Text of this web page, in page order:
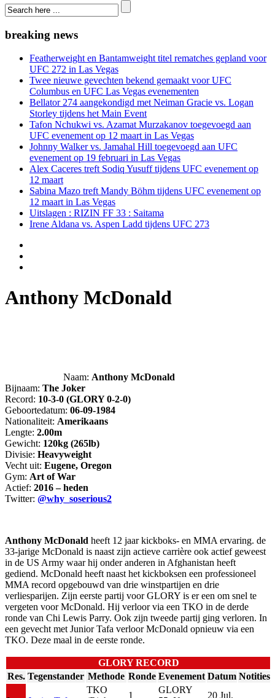
breaking news
Featherweight en Bantamweight titel rematches gepland voor
UFC 272 in Las Vegas
Twee nieuwe gevechten bekend gemaakt voor UFC
Columbus en UFC Las Vegas evenementen
Bellator 274 aangekondigd met Neiman Gracie vs. Logan
Storley tijdens het Main Event
Tafon Nchukwi vs. Azamat Murzakanov toegevoegd aan
UFC evenement op 12 maart in Las Vegas
Johnny Walker vs. Jamahal Hill toegevoegd aan UFC
evenement op 19 februari in Las Vegas
Alex Caceres treft Sodiq Yusuff tijdens UFC evenement op
12 maart
Sabina Mazo treft Mandy Böhm tijdens UFC evenement op
12 maart in Las Vegas
Uitslagen : RIZIN FF 33 : Saitama
Irene Aldana vs. Aspen Ladd tijdens UFC 273
Anthony McDonald
Naam: Anthony McDonald
Bijnaam: The Joker
Record: 10-3-0 (GLORY 0-2-0)
Geboortedatum: 06-09-1984
Nationaliteit: Amerikaans
Lengte: 2.00m
Gewicht: 120kg (265lb)
Divisie: Heavyweight
Vecht uit: Eugene, Oregon
Gym: Art of War
Actief: 2016 – heden
Twitter: @why_soserious2
Anthony McDonald heeft 12 jaar kickboks- en MMA ervaring. de
33-jarige McDonald is naast zijn actieve carrière ook actief geweest
in de US Army waar hij onder anderen in Afghanistan heeft
gediend. McDonald heeft naast het kickboksen een professioneel
MMA record opgebouwd van drie winstpartijen en drie
verliesparijen. Zijn eerste partij voor GLORY is er een om snel te
vergeten voor McDonald. Hij verloor via een TKO in de derde
ronde van Chi Lewis Parry. Ook zijn tweede partij ging verloren. In
een gevecht met Junior Tafa verloor McDonald opnieuw via een
TKO. Deze maal in de eerste ronde.
GLORY RECORD
Res. Tegenstander Methode Ronde Evenement Datum Notities
TKO
1
GLORY
20 Jul.